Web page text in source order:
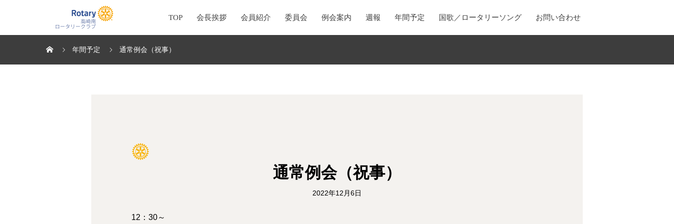
TOP 会長挨拶 会員紹介 委員会 例会案内 週報 年間予定 国歌／ロータリーソング お問い合わせ
年間予定 通常例会（祝事）
通常例会（祝事）
2022年12月6日
12：30～